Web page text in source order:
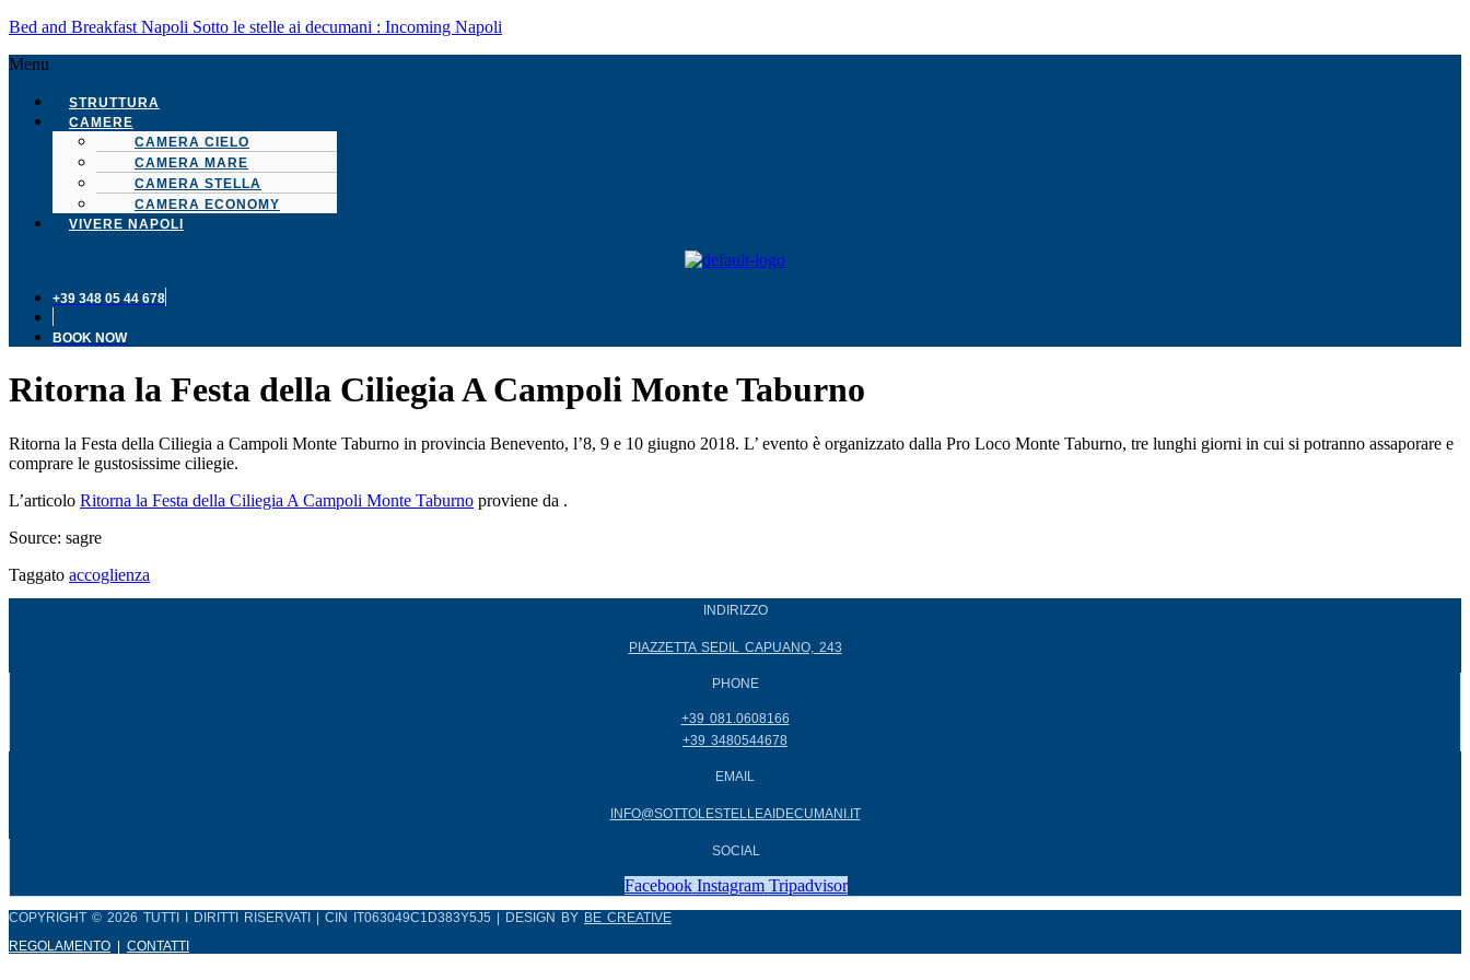
Bed and Breakfast Napoli Sotto le stelle ai decumani : Incoming Napoli
Menu
STRUTTURA
CAMERE
CAMERA CIELO
CAMERA MARE
CAMERA STELLA
CAMERA ECONOMY
VIVERE NAPOLI
+39 348 05 44 678
BOOK NOW
Ritorna la Festa della Ciliegia A Campoli Monte Taburno
Ritorna la Festa della Ciliegia a Campoli Monte Taburno in provincia Benevento, l’8, 9 e 10 giugno 2018. L’ evento è organizzato dalla Pro Loco Monte Taburno, tre lunghi giorni in cui si potranno assaporare e
comprare le gustosissime ciliegie.
L’articolo Ritorna la Festa della Ciliegia A Campoli Monte Taburno proviene da .
Source: sagre
Taggato accoglienza
INDIRIZZO
PIAZZETTA SEDIL CAPUANO, 243
PHONE
+39 081.0608166
+39 3480544678
EMAIL
INFO@SOTTOLESTELLEAIDECUMANI.IT
SOCIAL
Facebook Instagram Tripadvisor
COPYRIGHT © 2026 TUTTI I DIRITTI RISERVATI | CIN IT063049C1D383Y5J5 | DESIGN BY BE CREATIVE
REGOLAMENTO | CONTATTI